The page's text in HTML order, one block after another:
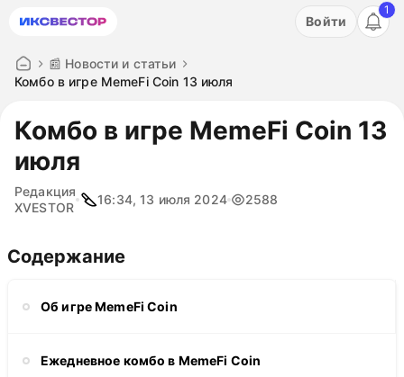
Акция: бесплатный пробный период на 3 дня!
Войти
1
📰 Новости и статьи
Комбо в игре MemeFi Coin 13 июля
Комбо в игре MemeFi Coin 13
июля
Редакция
XVESTOR
16:34, 13 июля 2024 2588
Содержание
Об игре MemeFi Coin
Ежедневное комбо в MemeFi Coin